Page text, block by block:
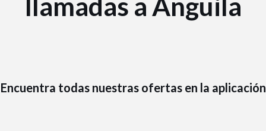
Encuentra todas nuestras ofertas en la aplicación